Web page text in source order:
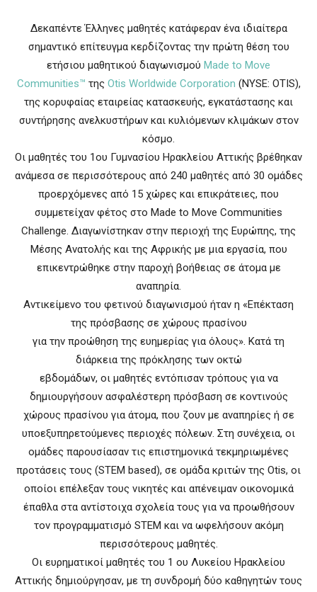
Δεκαπέντε Έλληνες μαθητές κατάφεραν ένα ιδιαίτερα
σημαντικό επίτευγμα κερδίζοντας την πρώτη θέση του
ετήσιου μαθητικού διαγωνισμού Made to Move
Communities™ της Otis Worldwide Corporation (NYSE: OTIS),
της κορυφαίας εταιρείας κατασκευής, εγκατάστασης και
συντήρησης ανελκυστήρων και κυλιόμενων κλιμάκων στον
κόσμο.
Οι μαθητές του 1ου Γυμνασίου Ηρακλείου Αττικής βρέθηκαν
ανάμεσα σε περισσότερους από 240 μαθητές από 30 ομάδες
προερχόμενες από 15 χώρες και επικράτειες, που
συμμετείχαν φέτος στο Made to Move Communities
Challenge. Διαγωνίστηκαν στην περιοχή της Ευρώπης, της
Μέσης Ανατολής και της Αφρικής με μια εργασία, που
επικεντρώθηκε στην παροχή βοήθειας σε άτομα με
αναπηρία.
Αντικείμενο του φετινού διαγωνισμού ήταν η «Επέκταση
της πρόσβασης σε χώρους πρασίνου
για την προώθηση της ευημερίας για όλους». Κατά τη
διάρκεια της πρόκλησης των οκτώ
εβδομάδων, οι μαθητές εντόπισαν τρόπους για να
δημιουργήσουν ασφαλέστερη πρόσβαση σε κοντινούς
χώρους πρασίνου για άτομα, που ζουν με αναπηρίες ή σε
υποεξυπηρετούμενες περιοχές πόλεων. Στη συνέχεια, οι
ομάδες παρουσίασαν τις επιστημονικά τεκμηριωμένες
προτάσεις τους (STEM based), σε ομάδα κριτών της Otis, οι
οποίοι επέλεξαν τους νικητές και απένειμαν οικονομικά
έπαθλα στα αντίστοιχα σχολεία τους για να προωθήσουν
τον προγραμματισμό STEM και να ωφελήσουν ακόμη
περισσότερους μαθητές.
Οι ευρηματικοί μαθητές του 1 ου Λυκείου Ηρακλείου
Αττικής δημιούργησαν, με τη συνδρομή δύο καθηγητών τους